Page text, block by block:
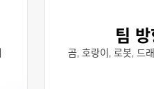
팀
곰, 호랑이, 로봇, 드